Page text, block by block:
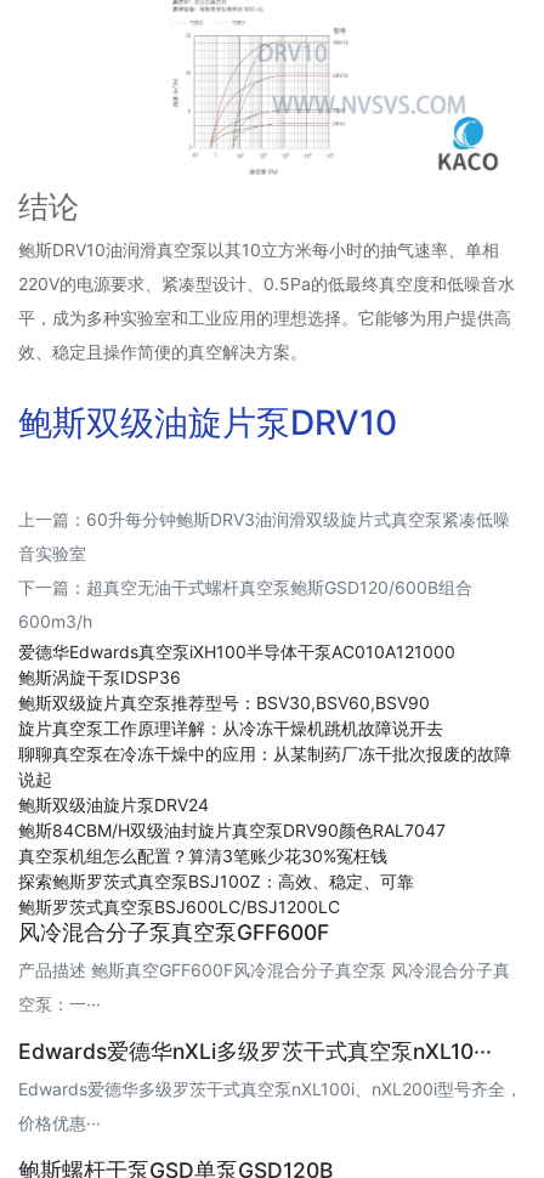
结论
鲍斯DRV10油润滑真空泵以其10立方米每小时的抽气速率、单相
220V的电源要求、紧凑型设计、0.5Pa的低最终真空度和低噪音水
平，成为多种实验室和工业应用的理想选择。它能够为用户提供高
效、稳定且操作简便的真空解决方案。
鲍斯双级油旋片泵DRV10
上一篇： 60升每分钟鲍斯DRV3油润滑双级旋片式真空泵紧凑低噪
音实验室
下一篇： 超真空无油干式螺杆真空泵鲍斯GSD120/600B组合
600m3/h
爱德华Edwards真空泵iXH100半导体干泵AC010A121000
鲍斯涡旋干泵IDSP36
鲍斯双级旋片真空泵推荐型号：BSV30,BSV60,BSV90
旋片真空泵工作原理详解：从冷冻干燥机跳机故障说开去
聊聊真空泵在冷冻干燥中的应用：从某制药厂冻干批次报废的故障
说起
鲍斯双级油旋片泵DRV24
鲍斯84CBM/H双级油封旋片真空泵DRV90颜色RAL7047
真空泵机组怎么配置？算清3笔账少花30%冤枉钱
探索鲍斯罗茨式真空泵BSJ100Z：高效、稳定、可靠
鲍斯罗茨式真空泵BSJ600LC/BSJ1200LC
风冷混合分子泵真空泵GFF600F
产品描述 鲍斯真空GFF600F风冷混合分子真空泵 风冷混合分子真
空泵：一···
Edwards爱德华nXLi多级罗茨干式真空泵nXL10···
Edwards爱德华多级罗茨干式真空泵nXL100i、nXL200i型号齐全，
价格优惠···
鲍斯螺杆干泵GSD单泵GSD120B